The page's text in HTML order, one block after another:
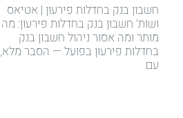
חשבון בנק בחדלות פירעון | אטיאס
ושות' חשבון בנק בחדלות פירעון: מה
מותר ומה אסור ניהול חשבון בנק
בחדלות פירעון בפועל — הסבר מלא,
עם